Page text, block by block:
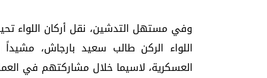
وفي مستهل التدشين، نقل أركان اللواء
اللواء الركن طالب سعيد بارجاش،
العسكرية، لاسيما خلال مشاركتهم في